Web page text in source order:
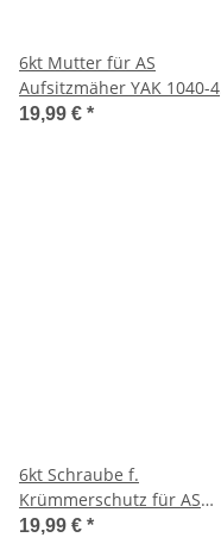
6kt Mutter für AS
Aufsitzmäher YAK 1040-4
WD
19,99 € *
6kt Schraube f.
Krümmerschutz für AS
Aufsitzmäher YAK 1040-4
19,99 € *